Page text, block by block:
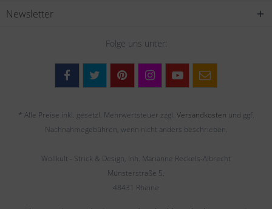
Newsletter
Folge uns unter:
* Alle Preise inkl. gesetzl. Mehrwertsteuer zzgl. Versandkosten und ggf.
Nachnahmegebühren, wenn nicht anders beschrieben.
Wollkult - Strick & Design, Inh. Marianne Reckels-Albrecht
Münsterstraße 5,
48431 Rheine